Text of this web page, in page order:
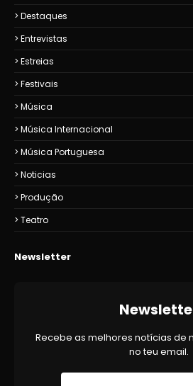
Destaques
Entrevistas
Estreias
Festivais
Música
Música Internacional
Música Portuguesa
Noticias
Produção
Teatro
Newsletter
Recebe as melhores notícias de
no teu email.